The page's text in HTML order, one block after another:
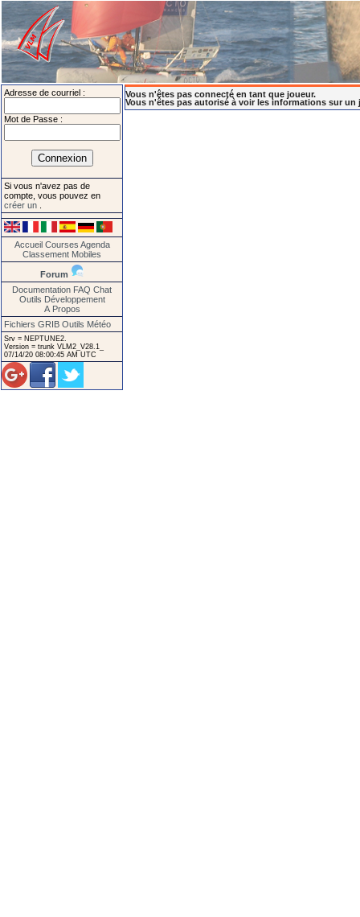
Adresse de courriel :
Mot de Passe :
Si vous n'avez pas de
compte, vous pouvez en
créer un
Accueil Courses Agenda
Classement Mobiles
Forum
Documentation FAQ Chat
Outils Développement
A Propos
Fichiers GRIB Outils Météo
Srv = NEPTUNE2.
Version = trunk VLM2_V28.1_
07/14/20 08:00:45 AM UTC
Vous n'êtes pas connecté en tant que joueur.
Vous n'êtes pas autorisé à voir les informations sur un